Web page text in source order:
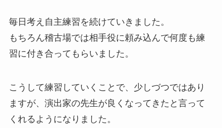
毎日考え自主練習を続けていきました。
もちろん稽古場では相手役に頼み込んで何度も練
習に付き合ってもらいました。
こうして練習していくことで、少しづつではあり
ますが、演出家の先生が良くなってきたと言って
くれるようになりました。